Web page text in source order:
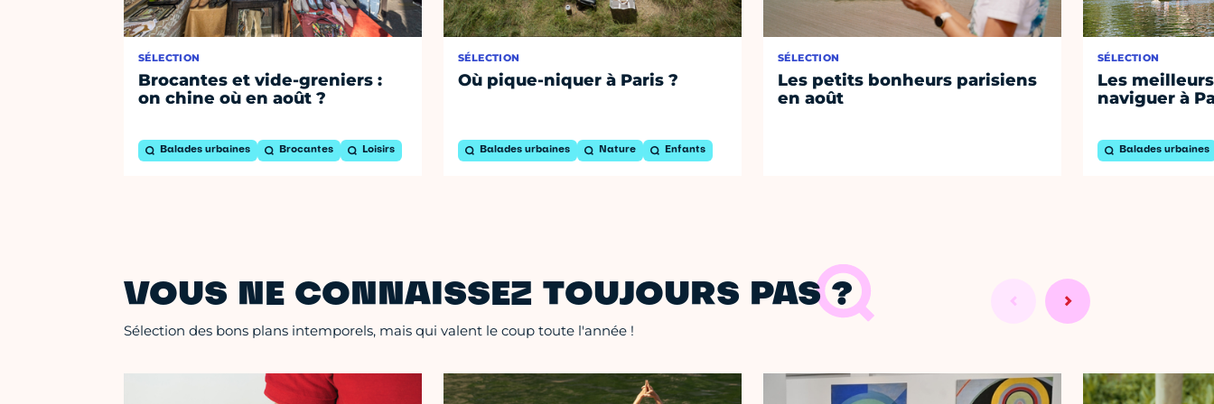
SÉLECTION
Brocantes et vide-greniers :
on chine où en août ?
Balades urbaines Brocantes Loisirs
SÉLECTION
Où pique-niquer à Paris ?
Balades urbaines Nature Enfants
SÉLECTION
Les petits bonheurs parisiens
en août
SÉLECTION
Les
naviguer à
Balades urbaines
VOUS NE CONNAISSEZ TOUJOURS PAS ?
Sélection des bons plans intemporels, mais qui valent le coup toute l'année !